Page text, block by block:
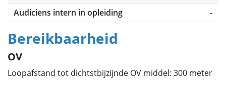
Audiciens intern in opleiding
-
Bereikbaarheid
OV
Loopafstand tot dichtstbijzijnde OV middel: 300 meter